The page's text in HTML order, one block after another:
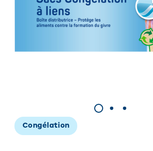
Congélation